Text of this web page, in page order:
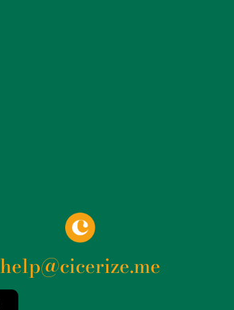
help@cicerize.me